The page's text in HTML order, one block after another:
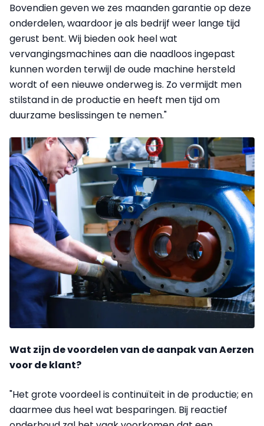
Bovendien geven we zes maanden garantie op deze
onderdelen, waardoor je als bedrijf weer lange tijd
gerust bent. Wij bieden ook heel wat
vervangingsmachines aan die naadloos ingepast
kunnen worden terwijl de oude machine hersteld
wordt of een nieuwe onderweg is. Zo vermijdt men
stilstand in de productie en heeft men tijd om
duurzame beslissingen te nemen."
Wat zijn de voordelen van de aanpak van Aerzen
voor de klant?
"Het grote voordeel is continuïteit in de productie; en
daarmee dus heel wat besparingen. Bij reactief